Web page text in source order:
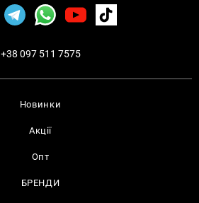
Новинки
Акції
Опт
БРЕНДИ
+38 097 511 7575